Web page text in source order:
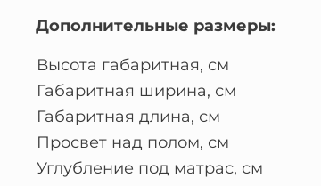
Дополнительные размеры:
Высота габаритная, см
Габаритная ширина, см
Габаритная длина, см
Просвет над полом, см
Углубление под матрас, см